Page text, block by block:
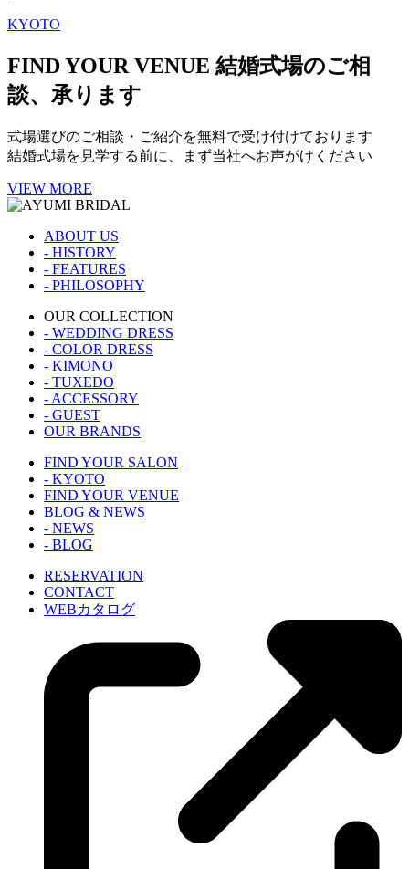
KYOTO
FIND YOUR VENUE 結婚式場のご相
談、承ります
式場選びのご相談・ご紹介を無料で受け付けております
結婚式場を見学する前に、まず当社へお声がけください
VIEW MORE
ABOUT US
- HISTORY
- FEATURES
- PHILOSOPHY
OUR COLLECTION
- WEDDING DRESS
- COLOR DRESS
- KIMONO
- TUXEDO
- ACCESSORY
- GUEST
OUR BRANDS
FIND YOUR SALON
- KYOTO
FIND YOUR VENUE
BLOG & NEWS
- NEWS
- BLOG
RESERVATION
CONTACT
WEBカタログ